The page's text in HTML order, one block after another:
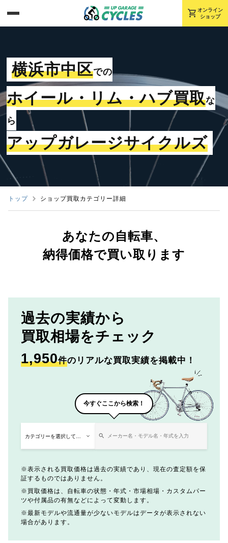
shopping_cart オンライン
ショップ
横浜市中区での
ホイール・リム・ハブ買取な
ら
アップガレージサイクルズ
トップ ショップ買取カテゴリー詳細
あなたの自転車、
納得価格で買い取ります
過去の実績から
買取相場をチェック
1,950件のリアルな買取実績を掲載中！
今すぐここから検索！
表示される買取価格は過去の実績であり、現在の査定額を保
証するものではありません。
買取価格は、自転車の状態・年式・市場相場・カスタムパー
ツや付属品の有無などによって変動します。
最新モデルや流通量が少ないモデルはデータが表示されない
場合があります。